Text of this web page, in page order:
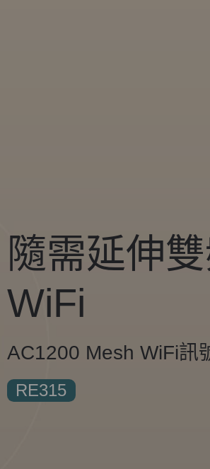
隨需延伸
WiFi
AC1200 Mesh WiFi訊
RE315